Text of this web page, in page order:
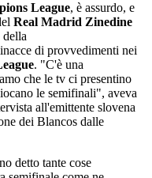
League, è assurdo, e
Real Madrid Zinedine
della
di provvedimenti nei
. "C'è una
che le tv ci presentino
le semifinali", aveva
all'emittente slovena
dei Blancos dalle
detto tante cose